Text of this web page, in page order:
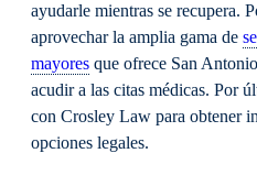
ayudarle mientras se recupera.
aprovechar la amplia gama de
mayores que ofrece San
acudir a las citas médicas. Por
con Crosley Law para obtener
opciones legales.